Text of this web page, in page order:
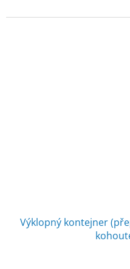
Výklopný kontejner